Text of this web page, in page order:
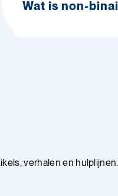
Wat is non-
verhalen en hulplijnen.